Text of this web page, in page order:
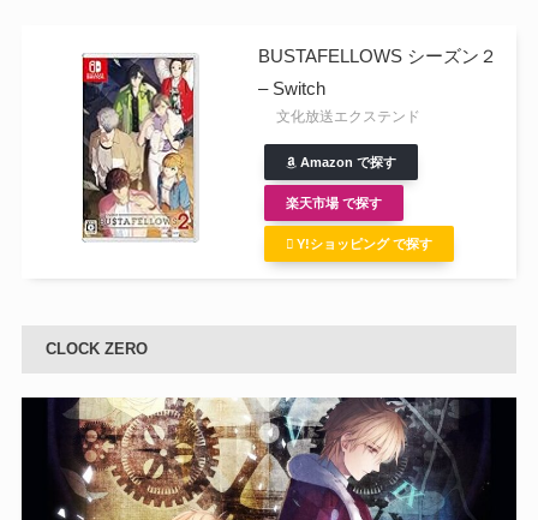
BUSTAFELLOWS シーズン２
– Switch
文化放送エクステンド
Amazon で探す
楽天市場 で探す
Y!ショッピング で探す
CLOCK ZERO